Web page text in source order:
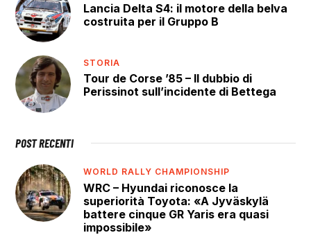
Lancia Delta S4: il motore della belva
costruita per il Gruppo B
STORIA
Tour de Corse ’85 – Il dubbio di
Perissinot sull’incidente di Bettega
POST RECENTI
WORLD RALLY CHAMPIONSHIP
WRC – Hyundai riconosce la
superiorità Toyota: «A Jyväskylä
battere cinque GR Yaris era quasi
impossibile»